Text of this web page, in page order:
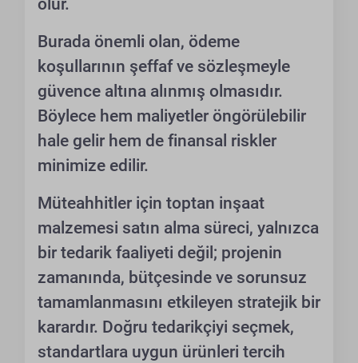
olur.
Burada önemli olan, ödeme
koşullarının şeffaf ve sözleşmeyle
güvence altına alınmış olmasıdır.
Böylece hem maliyetler öngörülebilir
hale gelir hem de finansal riskler
minimize edilir.
Müteahhitler için toptan inşaat
malzemesi satın alma süreci, yalnızca
bir tedarik faaliyeti değil; projenin
zamanında, bütçesinde ve sorunsuz
tamamlanmasını etkileyen stratejik bir
karardır. Doğru tedarikçiyi seçmek,
standartlara uygun ürünleri tercih